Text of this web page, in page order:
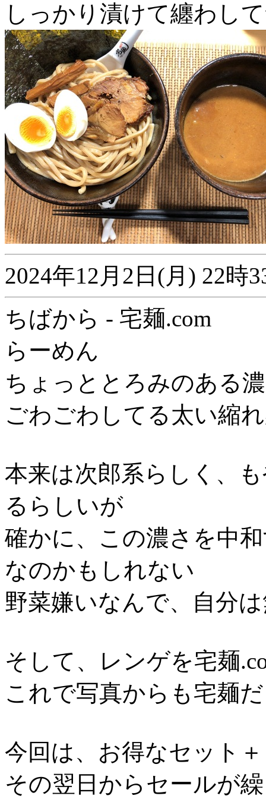
しっかり漬けて纏わし
2024年12月2日(月) 22時
ちばから - 宅麺.com
らーめん
ちょっととろみのある
ごわごわしてる太い縮
本来は次郎系らしく、
るらしいが
確かに、この濃さを中
なのかもしれない
野菜嫌いなんで、自分
そして、レンゲを宅麺
これで写真からも宅麺
今回は、お得なセット
その翌日からセールが